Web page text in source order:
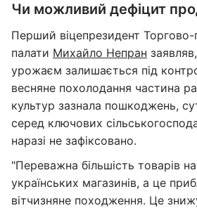
Чи можливий дефіцит
Перший віцепрезидент
палати Михайло Непран
урожаєм залишається під
весняне похолодання частина
культур зазнала пошкоджень,
серед ключових
наразі не зафіксовано.
"Переважна більшість товарів
українських магазинів, а це
вітчизняне походження. Це